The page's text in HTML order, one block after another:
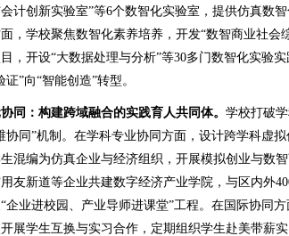
计创新实验室”等6个数智化实验室，提供仿真数
，学校聚焦数智化素养培养，开发“数智商业社会
，开设“大数据处理与分析”等30多门数智化实验
证”向“智能创造”转型。
同：构建跨域融合的实践育人共同体。 学校打破
协同”机制。在学科专业协同方面，设计跨学科虚
混编为仿真企业与经济组织，开展模拟创业与数
友新道等企业共建数字经济产业学院，与区内外
企业进校园、产业导师进课堂”工程。在国际协同
展学生互换与实习合作，定期组织学生赴美带薪